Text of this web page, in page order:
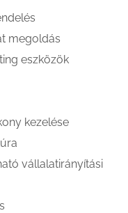
megoldás
eszközök
kezelése
vállalatirányítási